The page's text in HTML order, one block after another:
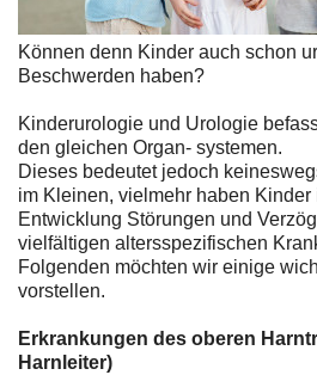
Können denn Kinder auch schon
Beschwerden haben?
Kinderurologie und Urologie
den gleichen Organ- systemen.
Dieses bedeutet jedoch
im Kleinen, vielmehr haben Kinder
Entwicklung Störungen und
vielfältigen altersspezifischen
Folgenden möchten wir einige
vorstellen.
Erkrankungen des oberen
Harnleiter)